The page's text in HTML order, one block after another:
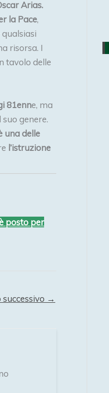
Arias.
la Pace,
risorsa. I
tavolo delle
81enne, ma
genere.
una delle
l’istruzione
posto per
→